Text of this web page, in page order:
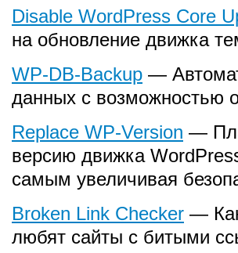
Disable WordPress Core
на обновление движка
WP-DB-Backup —
данных с возможностью
Replace WP-Version —
версию движка
самым увеличивая
Broken Link Checker —
любят сайты с битыми